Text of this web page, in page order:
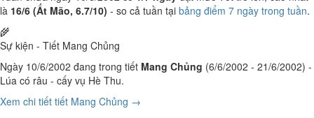
là 16/6 (Ất Mão, 6.7/10) - so cả tuần tại bảng điểm 7 ngày trong tuần.
🌾
Sự kiện - Tiết Mang Chủng
Ngày 10/6/2002 đang trong tiết Mang Chủng (6/6/2002 - 21/6/2002) -
Lúa có râu - cấy vụ Hè Thu.
Xem chi tiết tiết Mang Chủng →